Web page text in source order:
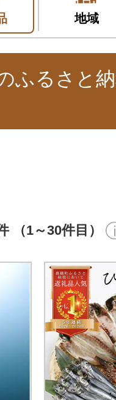
地域
ふるさと
（1～30件目）